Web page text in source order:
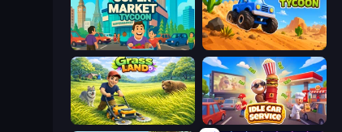
Idle Supermarket Tycoon Desert Tycoon
Grass Land Idle Car Service: Tycoon